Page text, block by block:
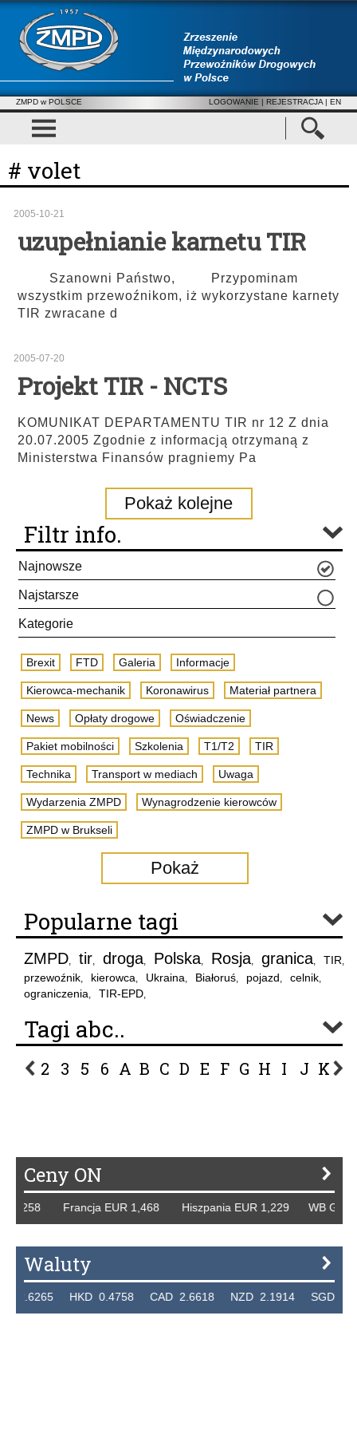
ZMPD w POLSCE LOGOWANIE | REJESTRACJA | EN
# volet
2005-10-21
uzupełnianie karnetu TIR
Szanowni Państwo, Przypominam
wszystkim przewoźnikom, iż wykorzystane karnety
TIR zwracane d
2005-07-20
Projekt TIR - NCTS
KOMUNIKAT DEPARTAMENTU TIR nr 12 Z dnia
20.07.2005 Zgodnie z informacją otrzymaną z
Ministerstwa Finansów pragniemy Pa
Pokaż kolejne
Filtr info.
Najnowsze
Najstarsze
Kategorie
Brexit FTD Galeria Informacje
Kierowca-mechanik Koronawirus Materiał partnera
News Opłaty drogowe Oświadczenie
Pakiet mobilności Szkolenia T1/T2 TIR
Technika Transport w mediach Uwaga
Wydarzenia ZMPD Wynagrodzenie kierowców
ZMPD w Brukseli
Pokaż
Popularne tagi
ZMPD, tir, droga, Polska, Rosja, granica, TIR,
przewoźnik, kierowca, Ukraina, Białoruś, pojazd, celnik,
ograniczenia, TIR-EPD,
Tagi abc..
2 3 5 6 A B C D E F G H I J K L
Ceny ON
1,258 Francja EUR 1,468 Hiszpania EUR 1,229 WB
Waluty
2.6265 HKD 0.4758 CAD 2.6618 NZD 2.1914 SGD